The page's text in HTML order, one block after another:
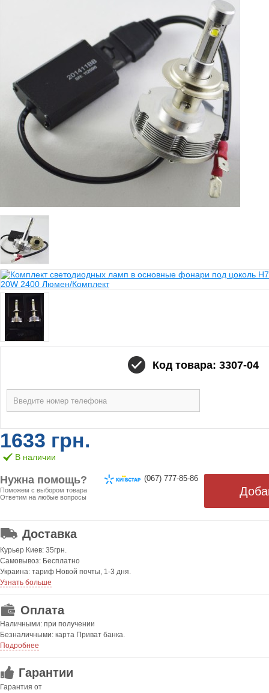
Код товара: 3307-04
1633 грн.
В наличии
Нужна помощь?
Поможем с выбором товара
Ответим на любые вопросы
(067) 777-85-86
Доставка
Курьер Киев: 35грн.
Самовывоз: Бесплатно
Украина: тариф Новой почты, 1-3 дня.
Узнать больше
Оплата
Наличными: при получении
Безналичными: карта Приват банка.
Подробнее
Гарантии
Гарантия от